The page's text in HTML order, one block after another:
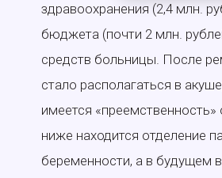
здравоохранения (2,4 млн.
бюджета (почти 2 млн.
средств больницы. После
стало располагаться в
имеется
ниже находится отделение
беременности, а в будущем